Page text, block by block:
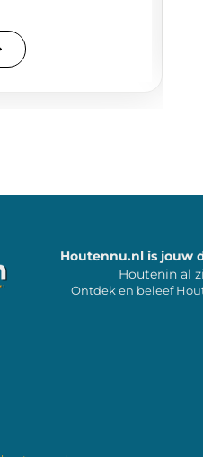
Houtennu.nl is jouw
Houtenin al
Ontdek en beleef